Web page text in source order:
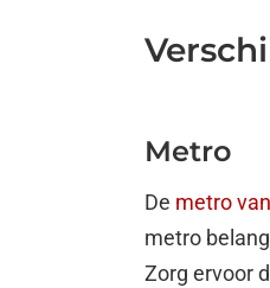
Metro
De metro
metro
Zorg ervoor